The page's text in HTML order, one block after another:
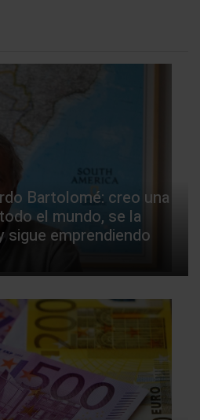
Bartolomé: creo una
el mundo, se la
sigue emprendiendo